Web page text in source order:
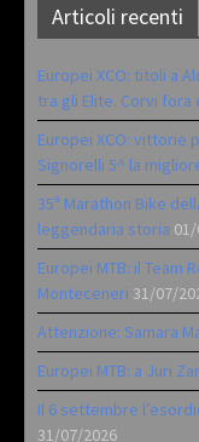
Articoli recenti
Europei XCO: titoli a
tra gli Elite. Corvi fora
Europei XCO: vittorie
Signorelli 5^ la
35ª Marathon Bike
leggendaria storia
Europei MTB: il Team
Monteceneri 31/07/
Attenzione: Samara
Europei MTB: a Juri
Il 6 settembre
31/07/2026